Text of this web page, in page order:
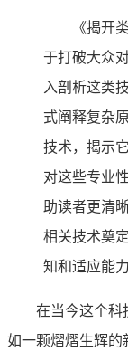
《揭开
于打破大众
入剖析这类
式阐释复杂
技术，揭示
对这些专业
助读者更清
相关技术奠
知和适应能力
在当今这个科
如一颗熠熠生辉的